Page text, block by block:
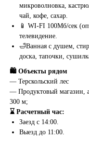
микроволновка,
чай, кофе, сахар.
📱 WI-FI 100Мб/сек
телевидение.
🛁Ванная с душем,
доска, тапочки,
🛍️ Объекты рядом
— Терскольский лес
— Продуктовый магазин,
300 м;
⌛ Расчетный час:
Заезд с 14:00.
Выезд до 11:00.